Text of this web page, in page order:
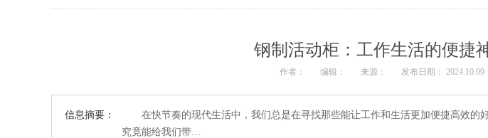
钢制活动柜：工作生活的便捷
作者： 编辑： 来源： 发布日期： 2024.10.09
信息摘要：
在快节奏的现代生活中，我们总是在寻找那些能让工作和生活更加便捷高效的
究竟能给我们带…